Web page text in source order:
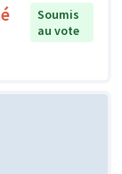
Soumis
au vote